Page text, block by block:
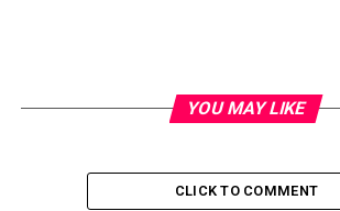
YOU MAY LIKE
CLICK TO COMMENT